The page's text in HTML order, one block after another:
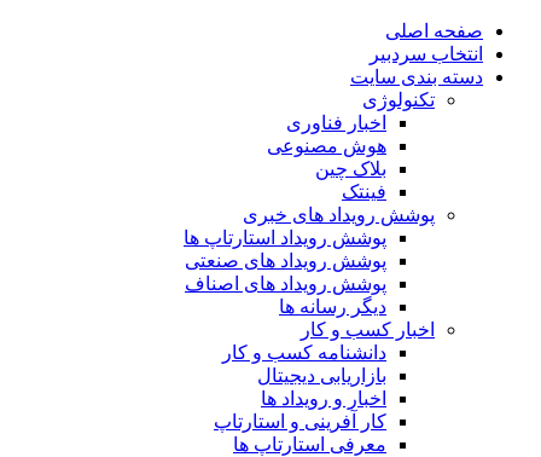
صفحه اصلی
انتخاب سردبیر
دسته بندی سایت
تکنولوژی
اخبار فناوری
هوش مصنوعی
بلاک چین
فینتک
پوشش رویداد های خبری
پوشش رویداد استارتاپ ها
پوشش رویداد های صنعتی
پوشش رویداد های اصناف
دیگر رسانه ها
اخبار کسب و کار
دانشنامه کسب و کار
بازاریابی دیجیتال
اخبار و رویداد ها
کار آفرینی و استارتاپ
معرفی استارتاپ ها